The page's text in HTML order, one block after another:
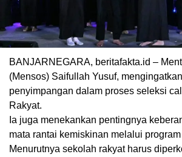
BANJARNEGARA, beritafakta.id –
(Mensos) Saifullah Yusuf,
penyimpangan dalam proses seleksi
Rakyat.
Ia juga menekankan pentingnya
mata rantai kemiskinan melalui
Menurutnya sekolah rakyat harus